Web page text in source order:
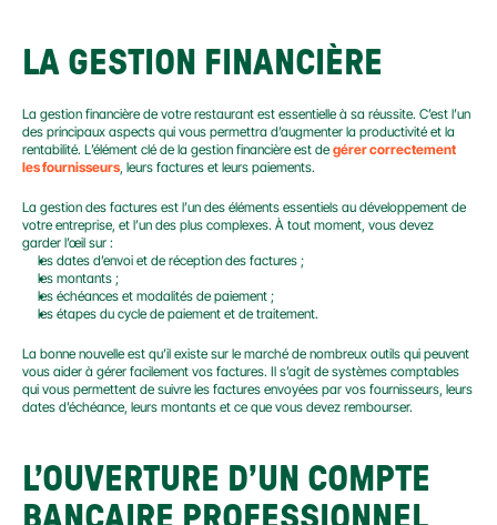
LA GESTION FINANCIÈRE
La gestion financière de votre restaurant est essentielle à sa réussite. C’est l’un
des principaux aspects qui vous permettra d’augmenter la productivité et la
rentabilité. L’élément clé de la gestion financière est de gérer correctement
les fournisseurs, leurs factures et leurs paiements.
La gestion des factures est l’un des éléments essentiels au développement de
votre entreprise, et l’un des plus complexes. À tout moment, vous devez
garder l’œil sur :
les dates d’envoi et de réception des factures ;
les montants ;
les échéances et modalités de paiement ;
les étapes du cycle de paiement et de traitement.
La bonne nouvelle est qu’il existe sur le marché de nombreux outils qui peuvent
vous aider à gérer facilement vos factures. Il s’agit de systèmes comptables
qui vous permettent de suivre les factures envoyées par vos fournisseurs, leurs
dates d’échéance, leurs montants et ce que vous devez rembourser.
L’OUVERTURE D’UN COMPTE